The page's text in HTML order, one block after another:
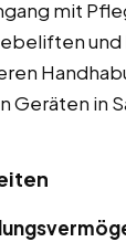
mit
Geräten in